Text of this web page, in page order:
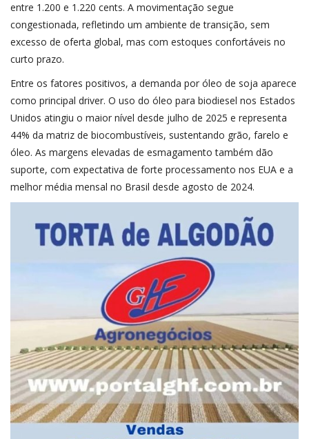
entre 1.200 e 1.220 cents. A movimentação segue
congestionada, refletindo um ambiente de transição, sem
excesso de oferta global, mas com estoques confortáveis no
curto prazo.
Entre os fatores positivos, a demanda por óleo de soja aparece
como principal driver. O uso do óleo para biodiesel nos Estados
Unidos atingiu o maior nível desde julho de 2025 e representa
44% da matriz de biocombustíveis, sustentando grão, farelo e
óleo. As margens elevadas de esmagamento também dão
suporte, com expectativa de forte processamento nos EUA e a
melhor média mensal no Brasil desde agosto de 2024.